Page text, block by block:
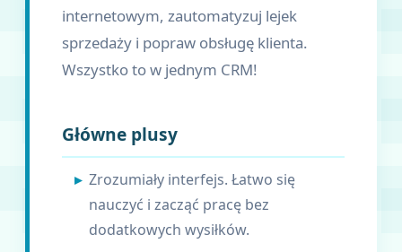
internetowym, zautomatyzuj lejek
sprzedaży i popraw obsługę klienta.
Wszystko to w jednym CRM!
Główne plusy
Zrozumiały interfejs. Łatwo się
nauczyć i zacząć pracę bez
dodatkowych wysiłków.